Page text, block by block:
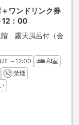
ワンドリンク券
12：00
露天風呂付（会
チェックアウト
～12:00
和室
禁煙